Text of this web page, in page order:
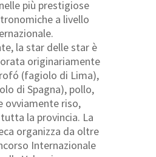
più prestigiose
a livello
la star delle star è
originariamente
(fagiolo di Lima),
di Spagna), pollo,
ovviamente riso,
la provincia. La
organizza da oltre
Internazionale